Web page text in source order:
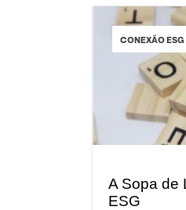
CONEXÃO ESG
A Sopa de
ESG